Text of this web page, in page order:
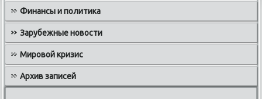
Финансы и политика
Зарубежные новости
Мировой кризис
Архив записей